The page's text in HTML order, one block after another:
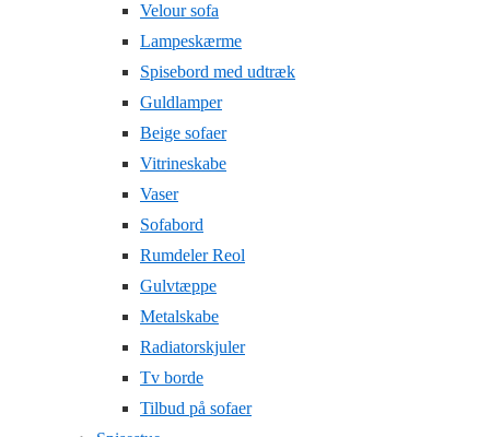
Velour sofa
Lampeskærme
Spisebord med udtræk
Guldlamper
Beige sofaer
Vitrineskabe
Vaser
Sofabord
Rumdeler Reol
Gulvtæppe
Metalskabe
Radiatorskjuler
Tv borde
Tilbud på sofaer